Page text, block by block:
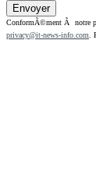
ConformÃ©ment Ã notre
privacy@it-news-info.com